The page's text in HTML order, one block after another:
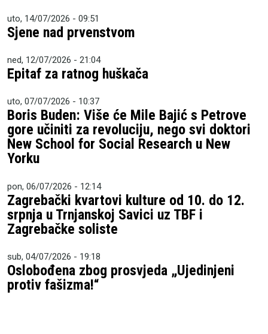
uto, 14/07/2026 - 09:51
Sjene nad prvenstvom
ned, 12/07/2026 - 21:04
Epitaf za ratnog huškača
uto, 07/07/2026 - 10:37
Boris Buden: Više će Mile Bajić s Petrove
gore učiniti za revoluciju, nego svi doktori
New School for Social Research u New
Yorku
pon, 06/07/2026 - 12:14
Zagrebački kvartovi kulture od 10. do 12.
srpnja u Trnjanskoj Savici uz TBF i
Zagrebačke soliste
sub, 04/07/2026 - 19:18
Oslobođena zbog prosvjeda „Ujedinjeni
protiv fašizma!“